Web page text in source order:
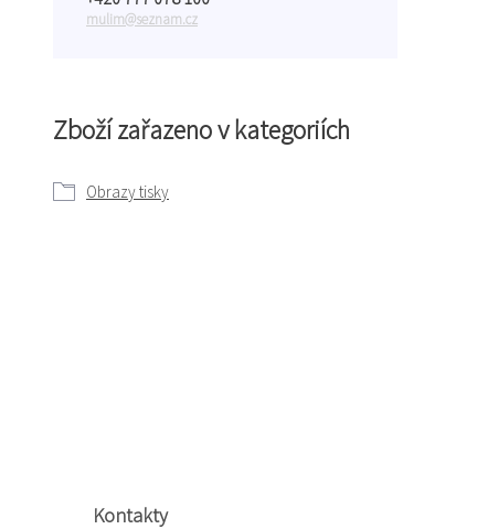
Zboží zařazeno v kategoriích
Obrazy tisky
mulim@seznam.cz
Kontakty